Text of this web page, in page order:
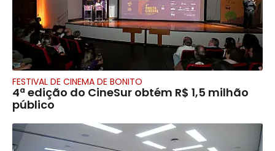
FESTIVAL DE CINEMA DE BONITO
4ª edição do CineSur obtém R$ 1,5 milhão
público